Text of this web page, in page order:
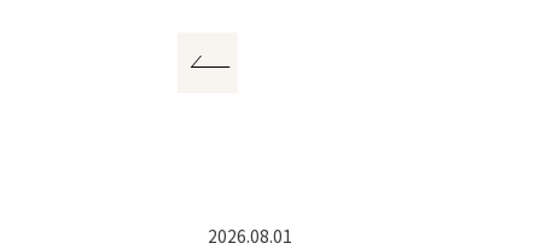
2026.08.01